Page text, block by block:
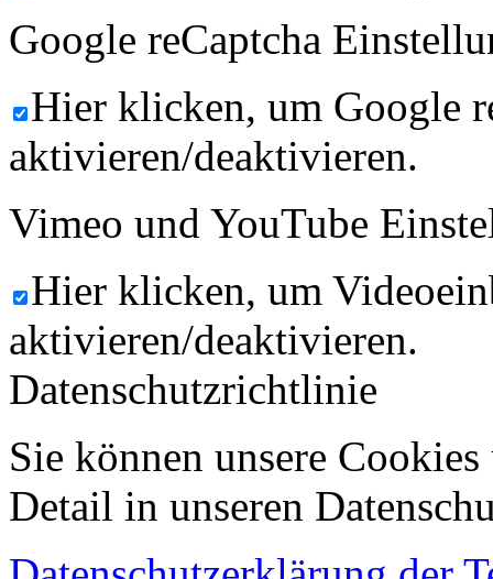
Google reCaptcha
Hier klicken, um Google
aktivieren/deaktivieren.
Vimeo und YouTube
Hier klicken, um
aktivieren/deaktivieren.
Datenschutzrichtlinie
Sie können unsere
Detail in unseren